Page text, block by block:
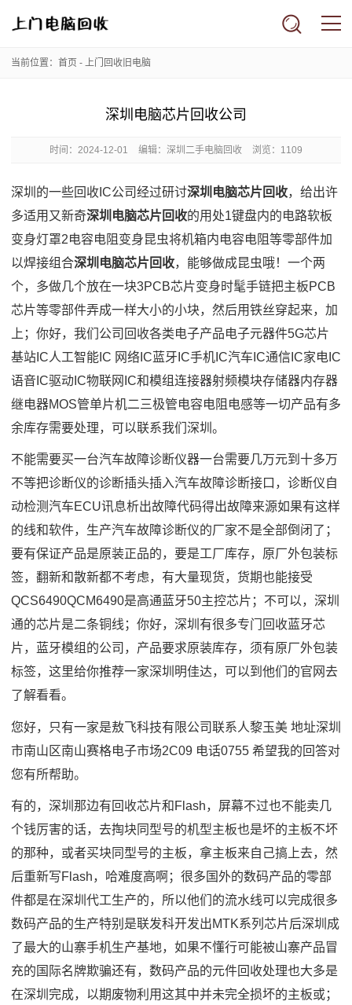
当前位置： 首页 - 上门回收旧电脑
深圳电脑芯片回收公司
时间： 2024-12-01 编辑：深圳二手电脑回收 浏览：1109
深圳的一些回收IC公司经过研讨深圳电脑芯片回收，给出许
多适用又新奇深圳电脑芯片回收的用处1键盘内的电路软板
变身灯罩2电容电阻变身昆虫将机箱内电容电阻等零部件加
以焊接组合深圳电脑芯片回收，能够做成昆虫哦！一个两
个，多做几个放在一块3PCB芯片变身时髦手链把主板PCB
芯片等零部件弄成一样大小的小块，然后用铁丝穿起来，加
上；你好，我们公司回收各类电子产品电子元器件5G芯片
基站IC人工智能IC 网络IC蓝牙IC手机IC汽车IC通信IC家电IC
语音IC驱动IC物联网IC和模组连接器射频模块存储器内存器
继电器MOS管单片机二三极管电容电阻电感等一切产品有多
余库存需要处理，可以联系我们深圳。
不能需要买一台汽车故障诊断仪器一台需要几万元到十多万
不等把诊断仪的诊断插头插入汽车故障诊断接口，诊断仪自
动检测汽车ECU讯息析出故障代码得出故障来源如果有这样
的线和软件，生产汽车故障诊断仪的厂家不是全部倒闭了；
要有保证产品是原装正品的，要是工厂库存，原厂外包装标
签，翻新和散新都不考虑，有大量现货，货期也能接受
QCS6490QCM6490是高通蓝牙50主控芯片；不可以，深圳
通的芯片是二条铜线；你好，深圳有很多专门回收蓝牙芯
片，蓝牙模组的公司，产品要求原装库存，须有原厂外包装
标签，这里给你推荐一家深圳明佳达，可以到他们的官网去
了解看看。
您好，只有一家是敖飞科技有限公司联系人黎玉美 地址深圳
市南山区南山赛格电子市场2C09 电话0755 希望我的回答对
您有所帮助。
有的，深圳那边有回收芯片和Flash，屏幕不过也不能卖几
个钱厉害的话，去掏块同型号的机型主板也是坏的主板不坏
的那种，或者买块同型号的主板，拿主板来自己搞上去，然
后重新写Flash，哈难度高啊；很多国外的数码产品的零部
件都是在深圳代工生产的，所以他们的流水线可以完成很多
数码产品的生产特别是联发科开发出MTK系列芯片后深圳成
了最大的山寨手机生产基地，如果不懂行可能被山寨产品冒
充的国际名牌欺骗还有，数码产品的元件回收处理也大多是
在深圳完成，以期废物利用这其中并未完全损坏的主板或；